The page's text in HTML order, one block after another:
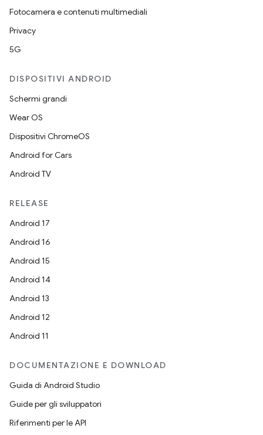
Fotocamera e contenuti multimediali
Privacy
5G
DISPOSITIVI ANDROID
Schermi grandi
Wear OS
Dispositivi ChromeOS
Android for Cars
Android TV
RELEASE
Android 17
Android 16
Android 15
Android 14
Android 13
Android 12
Android 11
DOCUMENTAZIONE E DOWNLOAD
Guida di Android Studio
Guide per gli sviluppatori
Riferimenti per le API